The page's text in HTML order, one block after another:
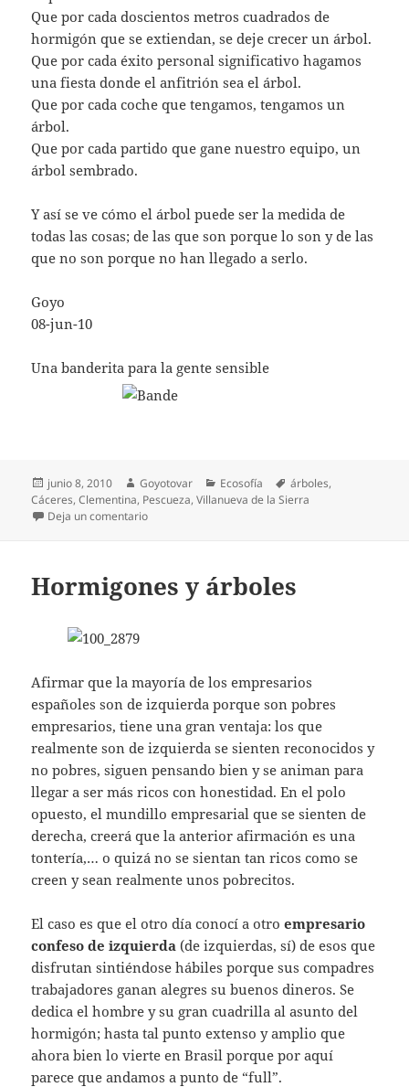
Que por cada doscientos metros cuadrados de
hormigón que se extiendan, se deje crecer un árbol.
Que por cada éxito personal significativo hagamos
una fiesta donde el anfitrión sea el árbol.
Que por cada coche que tengamos, tengamos un
árbol.
Que por cada partido que gane nuestro equipo, un
árbol sembrado.
Y así se ve cómo el árbol puede ser la medida de
todas las cosas; de las que son porque lo son y de las
que no son porque no han llegado a serlo.
Goyo
08-jun-10
Una banderita para la gente sensible
Publicado
el
junio 8, 2010 Autor
Goyotovar Categorías
Ecosofía Etiquetas
árboles,
Cáceres,Clementina, Pescueza,Villanueva de la Sierra
Deja un comentarioen El árbol es la medida de todas las cosas.
Hormigones y árboles
Afirmar que la mayoría de los empresarios
españoles son de izquierda porque son pobres
empresarios, tiene una gran ventaja: los que
realmente son de izquierda se sienten reconocidos y
no pobres, siguen pensando bien y se animan para
llegar a ser más ricos con honestidad. En el polo
opuesto, el mundillo empresarial que se sienten de
derecha, creerá que la anterior afirmación es una
tontería,… o quizá no se sientan tan ricos como se
creen y sean realmente unos pobrecitos.
El caso es que el otro día conocí a otroempresario
confeso de izquierda (de izquierdas, sí) de esos que
disfrutan sintiéndose hábiles porque sus compadres
trabajadores ganan alegres su buenos dineros. Se
dedica el hombre y su gran cuadrilla al asunto del
hormigón; hasta tal punto extenso y amplio que
ahora bien lo vierte en Brasil porque por aquí
parece que andamos a punto de “full”.